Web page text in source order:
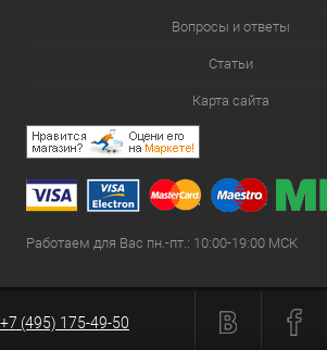
Вопросы и ответы
Статьи
Карта сайта
Работаем для Вас пн.-пт.: 10:00-19:00 МСК
+7 (495) 175-49-50